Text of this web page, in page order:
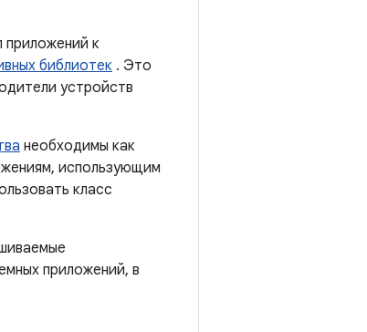
приложений к
библиотек . Это
устройств
необходимы как
использующим
класс
приложений, в